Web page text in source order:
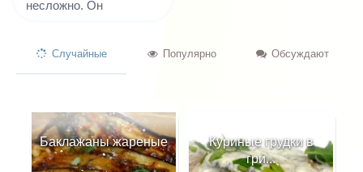
несложно. Он
добавлением трав и
Предлагаем простой
базовый рецепт соуса
ткемали, который вы
Случайные Популярно Обсуждают
Баклажаны жареные
Куриные грудки в
гри...